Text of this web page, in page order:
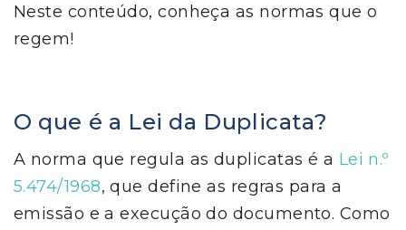
Neste conteúdo, conheça as normas que o
regem!
O que é a Lei da Duplicata?
A norma que regula as duplicatas é a Lei n.º
5.474/1968, que define as regras para a
emissão e a execução do documento. Como